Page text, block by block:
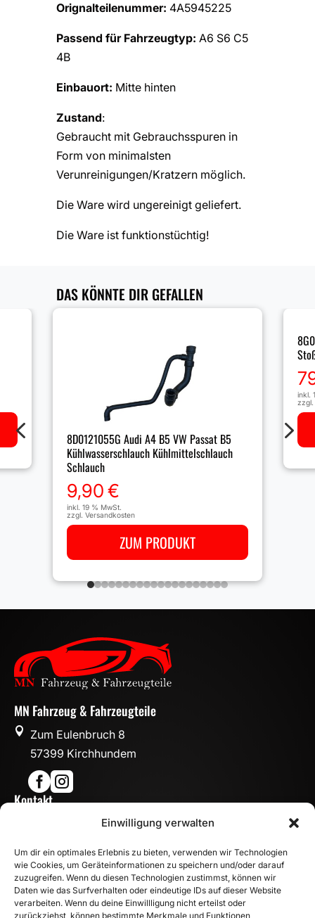
Einwilligung verwalten
Um dir ein optimales Erlebnis zu bieten, verwenden wir Technologien
wie Cookies, um Geräteinformationen zu speichern und/oder darauf
zuzugreifen. Wenn du diesen Technologien zustimmst, können wir
Daten wie das Surfverhalten oder eindeutige IDs auf dieser Website
verarbeiten. Wenn du deine Einwillligung nicht erteilst oder
zurückziehst, können bestimmte Merkmale und Funktionen
Orignalteilenummer: 4A5945225
Passend für Fahrzeugtyp: A6 S6 C5
4B
Einbauort: Mitte hinten
Zustand:
Gebraucht mit Gebrauchsspuren in
Form von minimalsten
Verunreinigungen/Kratzern möglich.
Die Ware wird ungereinigt geliefert.
Die Ware ist funktionstüchtig!
DAS KÖNNTE DIR GEFALLEN
8D0121055G Audi A4 B5 VW Passat B5
Kühlwasserschlauch Kühlmittelschlauch
Schlauch
9,90€
inkl. 19 % MwSt.
zzgl. Versandkosten
ZUM PRODUKT
inkl.
zzgl.
4 5
MN Fahrzeug & Fahrzeugteile

Zum Eulenbruch 8
57399 Kirchhundem

Kontakt
info@mn-fahrzeugteile.de
 WhatsApp
Öffnungszeiten
 Mo - Fr: 8:00 – 17:00 Uhr